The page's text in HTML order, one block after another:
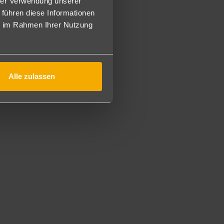
diese Informationen
Rahmen Ihrer Nutzung
Alle zulassen
Teezubereitungsmöglichkeiten, Minibar (gegen
haben einen direktem Zugang zum Lagunenpool.
für Kleinkinder dar.
Sicherheitsgründen für Kinder ein Mindestalter von 6
52m² groß und sind elegant eingerichtet mit Bad, sep.
Lagune.
auf die Lagune.
ca. 52m² groß und sind elegant eingerichtet mit Bad,